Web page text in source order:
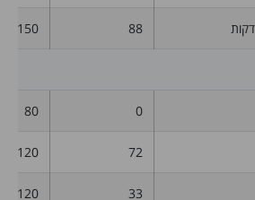
88
150
0
80
72
120
33
120